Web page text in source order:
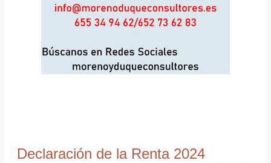
Declaración de la Renta 2024